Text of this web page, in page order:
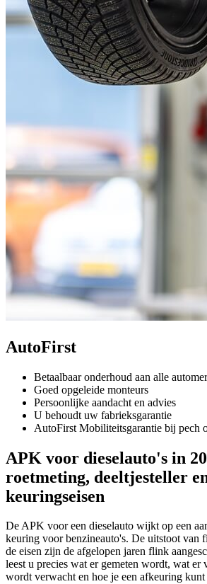
AutoFirst
Betaalbaar onderhoud aan alle
Goed opgeleide monteurs
Persoonlijke aandacht en advies
U behoudt uw fabrieksgarantie
AutoFirst Mobiliteitsgarantie bij pech
APK voor dieselauto's in
roetmeting, deeltjesteller
keuringseisen
De APK voor een dieselauto wijkt op een
keuring voor benzineauto's. De uitstoot van
de eisen zijn de afgelopen jaren flink
leest u precies wat er gemeten wordt, wat er
wordt verwacht en hoe je een afkeuring